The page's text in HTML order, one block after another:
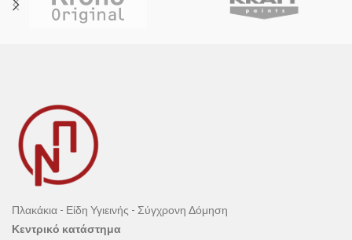
Πλακάκια - Είδη Υγιεινής - Σύγχρονη Δόμηση
Κεντρικό κατάστημα